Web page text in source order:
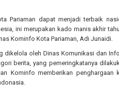
Pariaman dapat menjadi terbaik
ini merupakan kado manis akhir
Kominfo Kota Pariaman, Adi Junaidi.
dikelola oleh Dinas Komunikasi dan
berita, yang pemeringkatanya
Kominfo memberikan